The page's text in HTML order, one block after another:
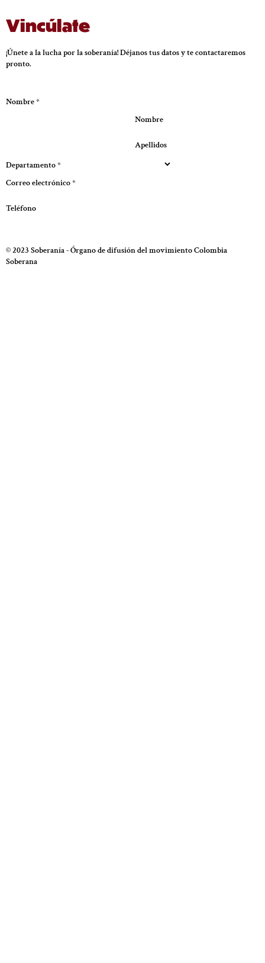
Vincúlate
¡Únete a la lucha por la soberanía! Déjanos tus datos y te contactaremos
pronto.
Nombre*
Nombre
Apellidos
Departamento*
Correo electrónico*
Teléfono
© 2023 Soberanía - Órgano de difusión del movimiento Colombia
Soberana